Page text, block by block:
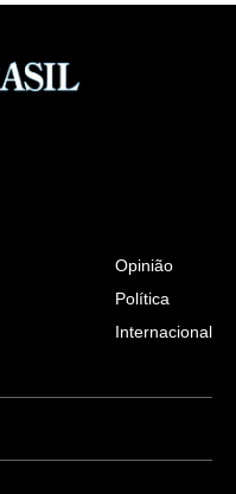
Opinião
Política
Internacional